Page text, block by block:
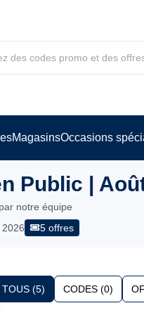
MagasinsOccasions
Public |
notre équipe
5 offres
TOUS (5) CODES (0)